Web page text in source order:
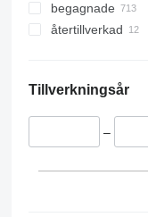
begagnade
återtillverkad
Tillverkningsår
–